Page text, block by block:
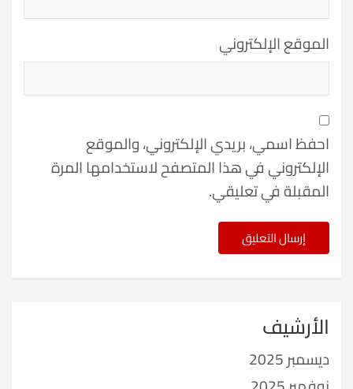
الموقع الإلكتروني
احفظ اسمي، بريدي الإلكتروني، والموقع
الإلكتروني في هذا المتصفح لاستخدامها المرة
المقبلة في تعليقي.
الأرشيف
ديسمبر 2025